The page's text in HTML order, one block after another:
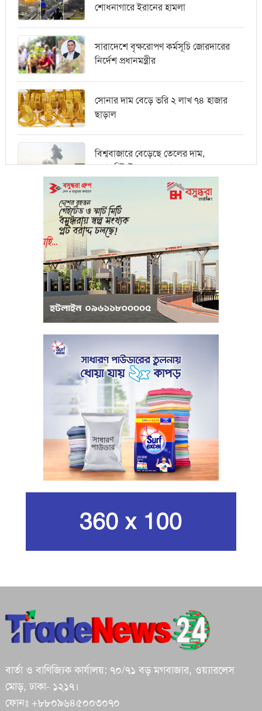
শোধনাগারে ইরানের হামলা
সারাদেশে বৃক্ষরোপণ কর্মসূচি জোরদারের
নির্দেশ প্রধানমন্ত্রীর
সোনার দাম বেড়ে ভরি ২ লাখ ৭৪ হাজার
ছাড়াল
বিশ্ববাজারে বেড়েছে তেলের দাম,
ওয়ালস্ট্রিটে পতনের আভাস
মধ্যপ্রাচ্যে সংকটের কারণে কার্গো পরিবহনে
বিঘ্ন ঘটছে
পরিবেশবান্ধব উদ্যোক্তারা ইউসিবি থেকে
পাবেন ২৫ লাখ টাকা ঋণ
পুঁজিবাজারে অনিয়মের তথ্য প্রদানকারীর
সুরক্ষায় বিধিমালা প্রণয়ন
খামেনি হত্যার প্রতিশোধ নেওয়ার ঘোষণা
ইরানের রেভোল্যুশনারি গার্ডের
কার্বন কারখানার ধোঁয়ায় ক্ষতির মুখে কৃষি ও
পরিবেশ
ইরানের সর্বোচ্চ ধর্মীয় নেতা খামেনি নিহত
গান দিয়ে তারুণ্যে আধুনিকতা আনতে
শপথ করি যেন, আমাদের কাজগুলো মানুষের
ভাগ্যের পরিবর্তনের জন্য হয়: প্রধানমন্ত্রী
অন্তত ৪০ শিক্ষার্থী নিহত
বার্তা ও বাণিজ্যিক কার্যালয়: ৭০/৭১ বড় মগবাজার, ওয়্যারলেস
মোড়, ঢাকা- ১২১৭।
ফোনঃ +৮৮০৯৬৪৫০০৩০৭০